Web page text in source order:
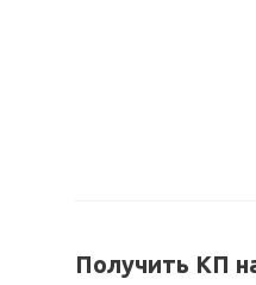
Получить КП